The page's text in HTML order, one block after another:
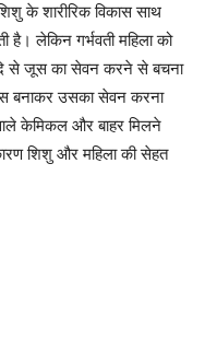
के शारीरिक विकास साथ
है। लेकिन गर्भवती महिला को
से जूस का सेवन करने से बचना
बनाकर उसका सेवन करना
केमिकल और बाहर मिलने
शिशु और महिला की सेहत